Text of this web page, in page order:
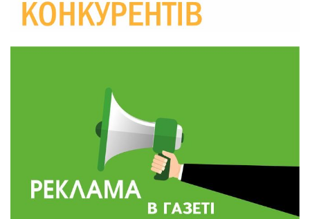
10:36
28 лип
Валентина Масалітіна: «Нас тримає віра в
Перемогу і повернення додому»
Обмежено придатний, але безмежно
вмотивований: Як колишній лісівник став асом
артилерії
490 пацієнтів та 15 відвіданих сіл: МБФ
«Альянс громадського здоров’я» підбив
підсумки роботи мобільних клінік у Сумській
області